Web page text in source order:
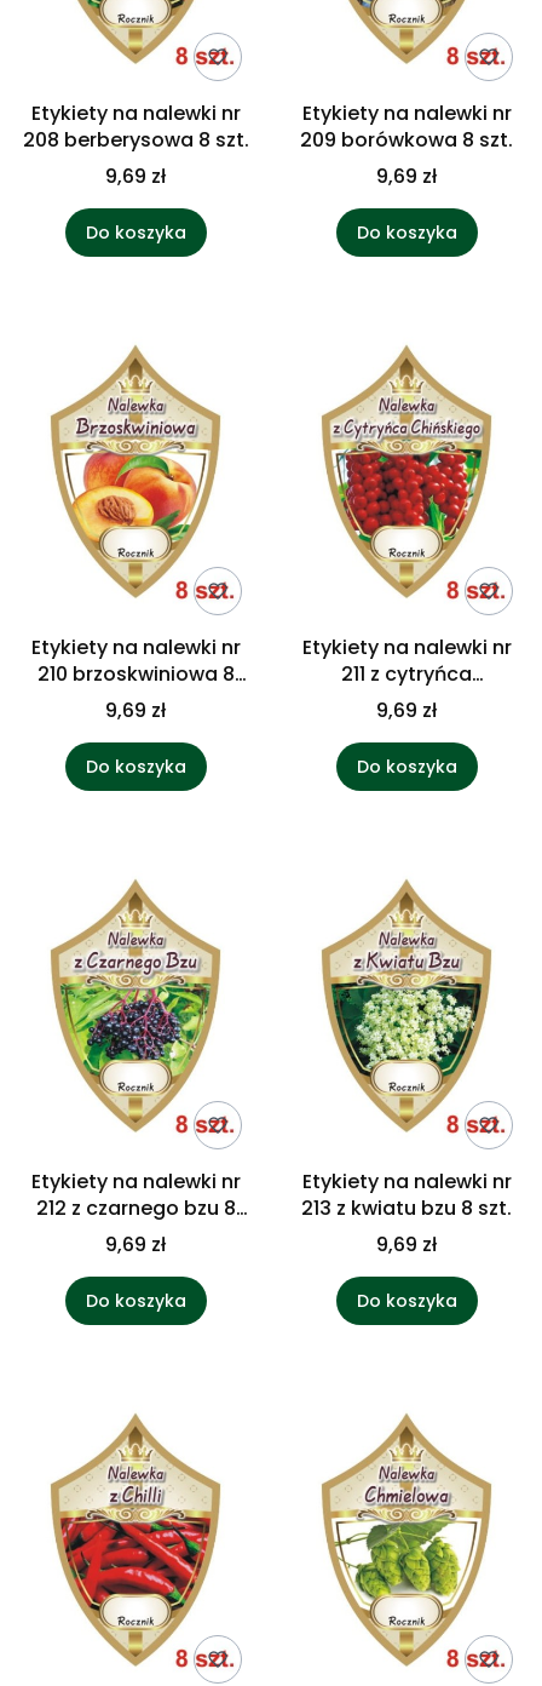
Etykiety na nalewki nr
208 berberysowa 8 szt.
9,69 zł
Do koszyka
Etykiety na nalewki nr
209 borówkowa 8 szt.
9,69 zł
Do koszyka
Etykiety na nalewki nr
210 brzoskwiniowa 8
szt.
9,69 zł
Do koszyka
Etykiety na nalewki nr
211 z cytryńca
chińskiego 8 szt.
9,69 zł
Do koszyka
Etykiety na nalewki nr
212 z czarnego bzu 8
szt.
9,69 zł
Do koszyka
Etykiety na nalewki nr
213 z kwiatu bzu 8 szt.
9,69 zł
Do koszyka